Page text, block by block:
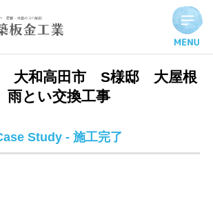
田市 S様邸 大屋根雨とい交換工事 | 施
大和高田市 S様邸 大屋根
雨とい交換工事
Study - 施工完了